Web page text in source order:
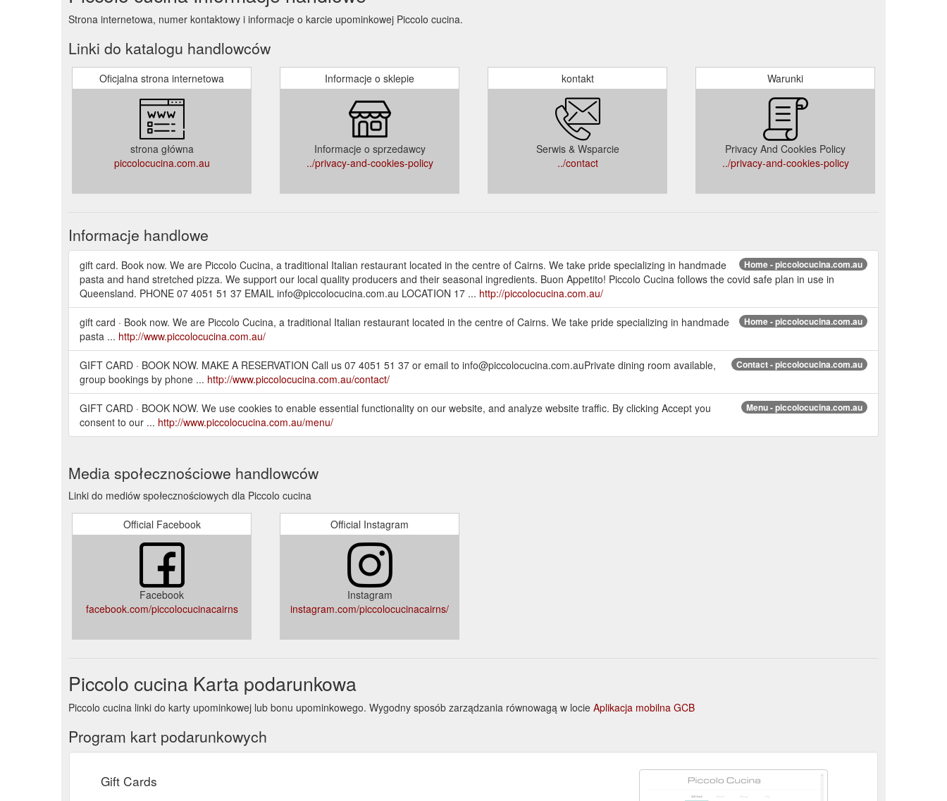
Strona internetowa, numer kontaktowy i informacje o karcie upominkowej Piccolo cucina.
Linki do katalogu handlowców
Oficjalna strona internetowa
strona główna
piccolocucina.com.au
Informacje o sklepie
Informacje o sprzedawcy
../privacy-and-cookies-policy
kontakt
Serwis & Wsparcie
../contact
Warunki
Privacy And Cookies Policy
../privacy-and-cookies-policy
Informacje handlowe
Home - piccolocucina.com.au
gift card. Book now. We are Piccolo Cucina, a traditional Italian restaurant located in the centre of Cairns. We take pride specializing in handmade
pasta and hand stretched pizza. We support our local quality producers and their seasonal ingredients. Buon Appetito! Piccolo Cucina follows the covid safe plan in use in
Queensland. PHONE 07 4051 51 37 EMAIL info@piccolocucina.com.au LOCATION 17 ... http://piccolocucina.com.au/
Home - piccolocucina.com.au
gift card · Book now. We are Piccolo Cucina, a traditional Italian restaurant located in the centre of Cairns. We take pride specializing in handmade
pasta ... http://www.piccolocucina.com.au/
Contact - piccolocucina.com.au
GIFT CARD · BOOK NOW. MAKE A RESERVATION Call us 07 4051 51 37 or email to info@piccolocucina.com.auPrivate dining room available,
group bookings by phone ... http://www.piccolocucina.com.au/contact/
Menu - piccolocucina.com.au
GIFT CARD · BOOK NOW. We use cookies to enable essential functionality on our website, and analyze website traffic. By clicking Accept you
consent to our ... http://www.piccolocucina.com.au/menu/
Media społecznościowe handlowców
Linki do mediów społecznościowych dla Piccolo cucina
Official Facebook
Facebook
facebook.com/piccolocucinacairns
Official Instagram
Instagram
instagram.com/piccolocucinacairns/
Piccolo cucina Karta podarunkowa
Piccolo cucina linki do karty upominkowej lub bonu upominkowego. Wygodny sposób zarządzania równowagą w locie Aplikacja mobilna GCB
Program kart podarunkowych
Gift Cards